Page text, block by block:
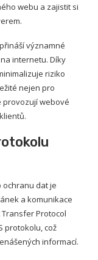
webu a zajistit si
významné
internetu. Díky
riziko
nejen pro
provozují webové
ochranu dat je
a komunikace
Protocol
protokolu, což
informací.